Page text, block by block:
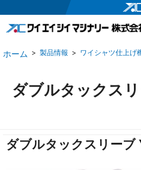
製品情報 ワイシャツ仕上げ
ダブルタックス
ダブルタックスリー
ワイエ
株式会
ワイエ